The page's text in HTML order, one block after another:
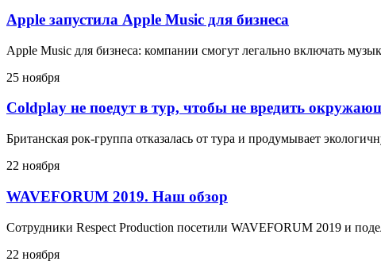
Apple запустила Apple Music для бизнеса
Apple Music для бизнеса: компании смогут легально включать
25 ноября
Coldplay не поедут в тур, чтобы не вредить
Британская рок-группа отказалась от тура и продумывает
22 ноября
WAVEFORUM 2019. Наш обзор
Сотрудники Respect Production посетили WAVEFORUM 2019 и
22 ноября